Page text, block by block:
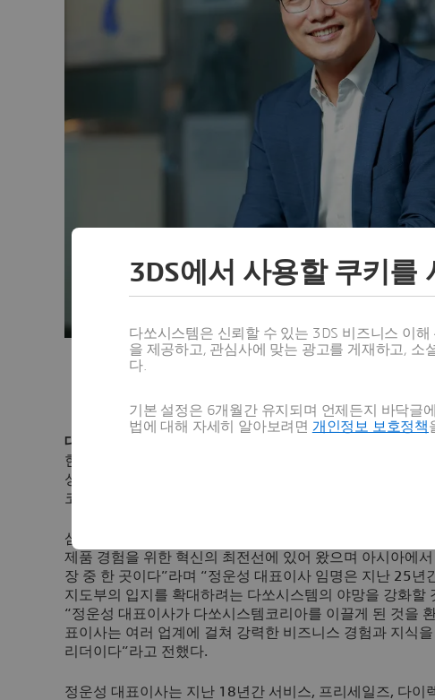
대한민국 서울, 2023년 2월 2일
현 다쏘시스템코리아 영업 본부장을 신임 대표이사로 선임
성 대표이사는 제조업, 생명과학, 인프라 분야의 시장 기회
코리아의 전략적 성장을 견인할 예정이다.
삼손 카우(Samson KHAOU) 다쏘시스템 아시아∙태평양 지
제품 경험을 위한 혁신의 최전선에 있어 왔으며 아시아에
장 중 한 곳이다”라며 “정운성 대표이사 임명은 지난 25년
지도부의 입지를 확대하려는 다쏘시스템의 야망을 강화할
“정운성 대표이사가 다쏘시스템코리아를 이끌게 된 것을
표이사는 여러 업계에 걸쳐 강력한 비즈니스 경험과 지식
리더이다”라고 전했다.
정운성 대표이사는 지난 18년간 서비스, 프리세일즈, 다이
3DS에서 사용할 쿠키를
다쏘시스템은 신뢰할 수 있는 3DS 비즈니스 이
을 제공하고, 관심사에 맞는 광고를 게재하고, 소
다.
기본 설정은 6개월간 유지되며 언제든지 바닥글
법에 대해 자세히 알아보려면 개인정보 보호정책